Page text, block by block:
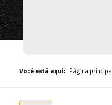
Você está aqui: Página principal